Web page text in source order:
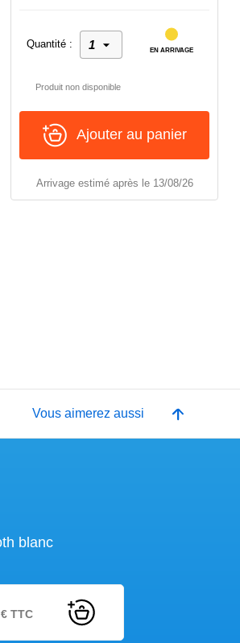
Quantité :
EN ARRIVAGE
Produit non disponible
Ajouter au panier
Arrivage estimé après le 13/08/26
Vous aimerez aussi
blanc
TTC